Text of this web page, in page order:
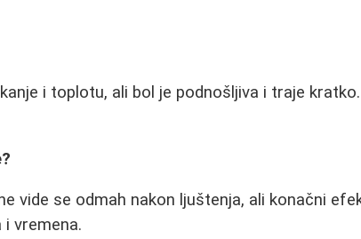
i toplotu, ali bol je podnošljiva i traje
vide se odmah nakon ljuštenja, ali konačni
vremena.